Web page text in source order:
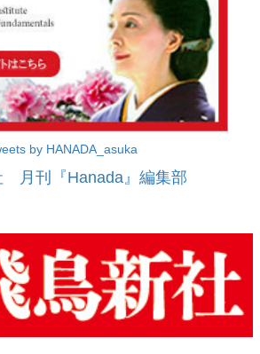
by HANADA_asuka
月刊『Hanada』編集部